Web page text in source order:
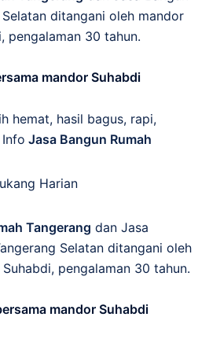
Selatan ditangani oleh mandor
pengalaman 30 tahun.
mandor Suhabdi
hemat, hasil bagus, rapi,
Jasa Bangun Rumah
Harian
Tangerang dan Jasa
Selatan ditangani oleh
pengalaman 30 tahun.
mandor Suhabdi